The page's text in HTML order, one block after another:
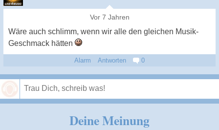
Vor 7 Jahren
Wäre auch schlimm, wenn wir alle den gleichen Musik-
Geschmack hätten
Alarm Antworten 0
Deine Meinung